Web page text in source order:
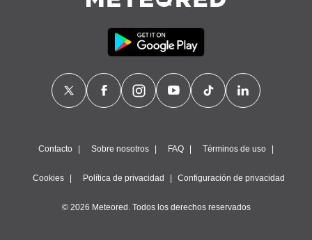
Contacto Sobre nosotros FAQ Términos de uso
Cookies Política de privacidad Configuración de privacidad
© 2026 Meteored. Todos los derechos reservados